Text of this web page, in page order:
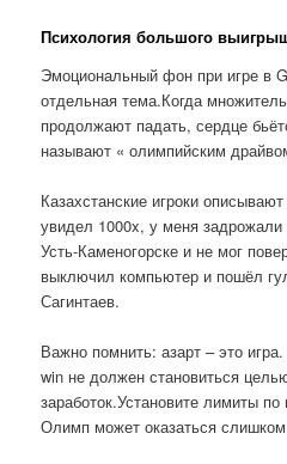
Психология большого
Эмоциональный фон при игре в
отдельная тема.Когда
продолжают падать, сердце
называют « олимпийским
Казахстанские игроки
увидел 1000x, у меня
Усть-Каменогорске и не мог
выключил компьютер и пошёл
Сагинтаев.
Важно помнить: азарт – это
win не должен становиться
заработок.Установите лимиты
Олимп может оказаться